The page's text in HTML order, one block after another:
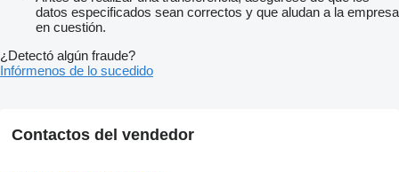
datos especificados sean correctos y que aludan a la empresa
en cuestión.
¿Detectó algún fraude?
Infórmenos de lo sucedido
Contactos del vendedor